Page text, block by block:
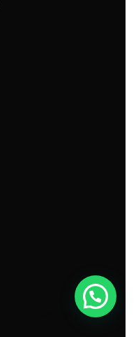
Powered byJoinchat